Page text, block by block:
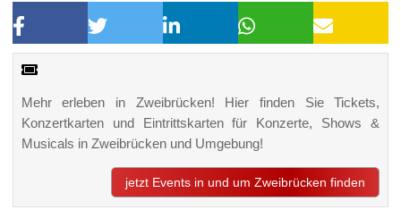
Mehr erleben in Zweibrücken! Hier finden Sie Tickets,
Konzertkarten und Eintrittskarten für Konzerte, Shows &
Musicals in Zweibrücken und Umgebung!
jetzt Events in und um Zweibrücken finden